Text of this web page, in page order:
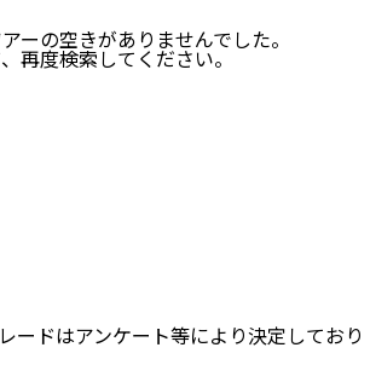
ーの空きがありませんでした。
再度検索してください。
ードはアンケート等により決定しており